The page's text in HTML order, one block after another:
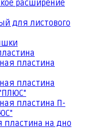
расширение
для листового
пластина
пластина
пластина П-
на дно